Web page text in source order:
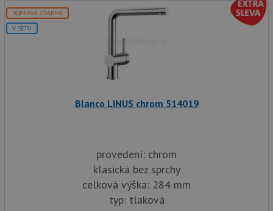
DOPRAVA ZDARMA
V SETU
Blanco LINUS chrom 514019
provedení: chrom
klasická bez sprchy
celková výška: 284 mm
typ: tlaková